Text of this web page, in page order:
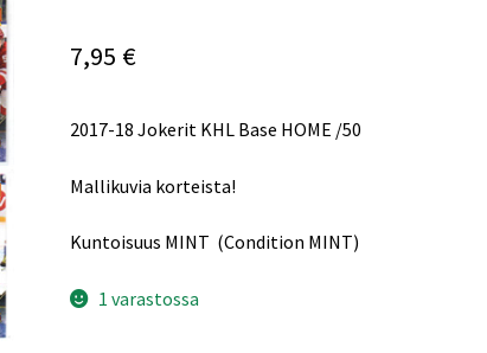
7,95 €
2017-18 Jokerit KHL Base HOME /50
Mallikuvia korteista!
Kuntoisuus MINT (Condition MINT)
1 varastossa